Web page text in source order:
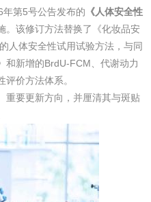
第5号公告发布的 《人体安全性
。该修订方法替换了《化妆品安
人体安全性试用试验方法，与同
和新增的BrdU-FCM、代谢动力
价方法体系。
重要更新方向，并厘清其与斑贴
应试验
应试
测 洗涤剂检测
测 蚊香液检测
日化产品毒理检测